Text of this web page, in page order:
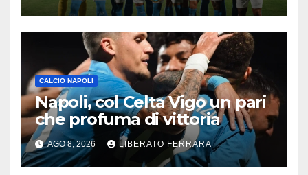
CALCIO NAPOLI
Napoli, col Celta Vigo un pari
che profuma di vittoria
AGO 8, 2026 LIBERATO FERRARA